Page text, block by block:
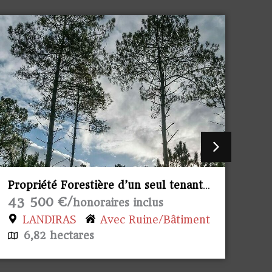
Propriété Forestière d’un seul tenant.
145 00 €/honoraires inclus
AINHARP
26,26 hectares